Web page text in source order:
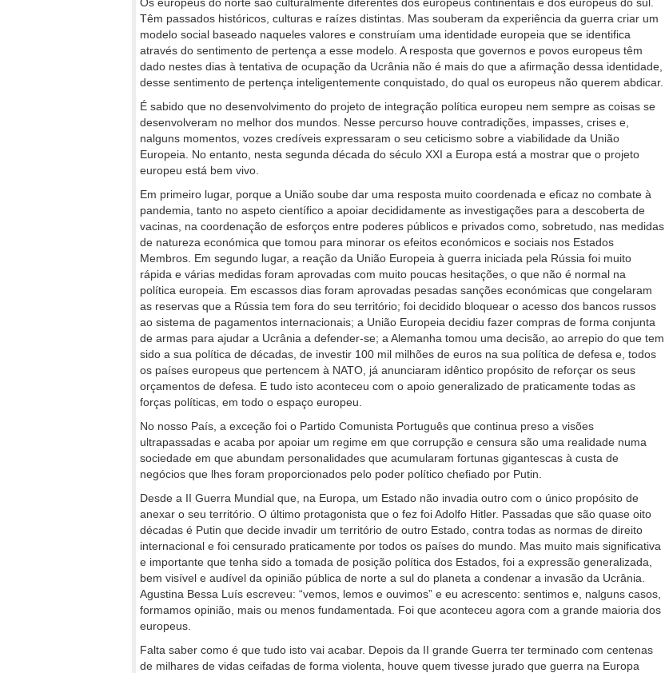
Têm passados históricos, culturas e raízes distintas. Mas souberam da experiência da guerra criar um
modelo social baseado naqueles valores e construíam uma identidade europeia que se identifica
através do sentimento de pertença a esse modelo. A resposta que governos e povos europeus têm
dado nestes dias à tentativa de ocupação da Ucrânia não é mais do que a afirmação dessa identidade,
desse sentimento de pertença inteligentemente conquistado, do qual os europeus não querem abdicar.
É sabido que no desenvolvimento do projeto de integração política europeu nem sempre as coisas se
desenvolveram no melhor dos mundos. Nesse percurso houve contradições, impasses, crises e,
nalguns momentos, vozes credíveis expressaram o seu ceticismo sobre a viabilidade da União
Europeia. No entanto, nesta segunda década do século XXI a Europa está a mostrar que o projeto
europeu está bem vivo.
Em primeiro lugar, porque a União soube dar uma resposta muito coordenada e eficaz no combate à
pandemia, tanto no aspeto científico a apoiar decididamente as investigações para a descoberta de
vacinas, na coordenação de esforços entre poderes públicos e privados como, sobretudo, nas medidas
de natureza económica que tomou para minorar os efeitos económicos e sociais nos Estados
Membros. Em segundo lugar, a reação da União Europeia à guerra iniciada pela Rússia foi muito
rápida e várias medidas foram aprovadas com muito poucas hesitações, o que não é normal na
política europeia. Em escassos dias foram aprovadas pesadas sanções económicas que congelaram
as reservas que a Rússia tem fora do seu território; foi decidido bloquear o acesso dos bancos russos
ao sistema de pagamentos internacionais; a União Europeia decidiu fazer compras de forma conjunta
de armas para ajudar a Ucrânia a defender-se; a Alemanha tomou uma decisão, ao arrepio do que tem
sido a sua política de décadas, de investir 100 mil milhões de euros na sua política de defesa e, todos
os países europeus que pertencem à NATO, já anunciaram idêntico propósito de reforçar os seus
orçamentos de defesa. E tudo isto aconteceu com o apoio generalizado de praticamente todas as
forças políticas, em todo o espaço europeu.
No nosso País, a exceção foi o Partido Comunista Português que continua preso a visões
ultrapassadas e acaba por apoiar um regime em que corrupção e censura são uma realidade numa
sociedade em que abundam personalidades que acumularam fortunas gigantescas à custa de
negócios que lhes foram proporcionados pelo poder político chefiado por Putin.
Desde a II Guerra Mundial que, na Europa, um Estado não invadia outro com o único propósito de
anexar o seu território. O último protagonista que o fez foi Adolfo Hitler. Passadas que são quase oito
décadas é Putin que decide invadir um território de outro Estado, contra todas as normas de direito
internacional e foi censurado praticamente por todos os países do mundo. Mas muito mais significativa
e importante que tenha sido a tomada de posição política dos Estados, foi a expressão generalizada,
bem visível e audível da opinião pública de norte a sul do planeta a condenar a invasão da Ucrânia.
Agustina Bessa Luís escreveu: “vemos, lemos e ouvimos” e eu acrescento: sentimos e, nalguns casos,
formamos opinião, mais ou menos fundamentada. Foi que aconteceu agora com a grande maioria dos
europeus.
Falta saber como é que tudo isto vai acabar. Depois da II grande Guerra ter terminado com centenas
de milhares de vidas ceifadas de forma violenta, houve quem tivesse jurado que guerra na Europa